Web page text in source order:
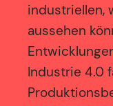
industriellen,
aussehen
Industrie 4.0